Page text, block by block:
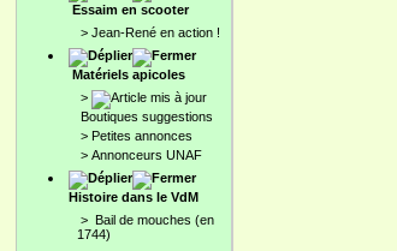
Essaim en scooter
> Jean-René en action !
Matériels apicoles
>
Boutiques suggestions
> Petites annonces
> Annonceurs UNAF
Histoire dans le VdM
> Bail de mouches (en
1744)